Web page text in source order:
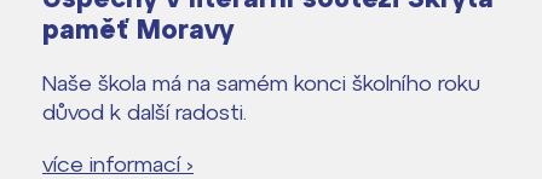
paměť Moravy
Naše škola má na samém konci školního roku
důvod k další radosti.
více informací ›